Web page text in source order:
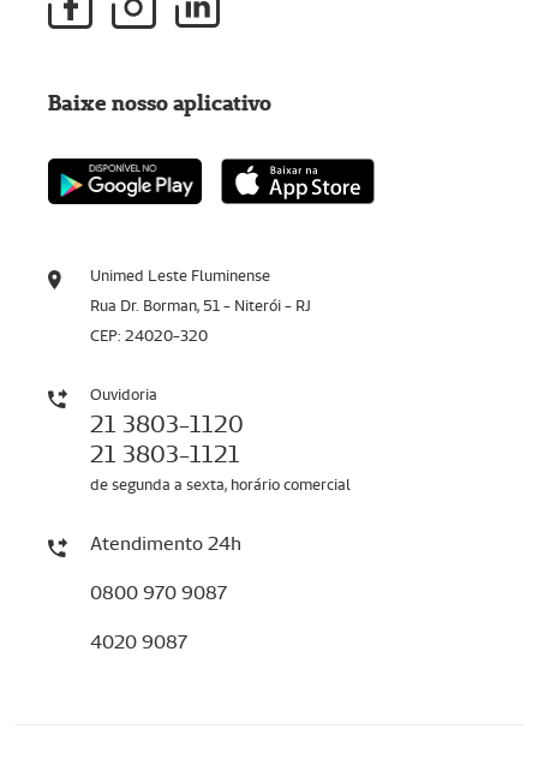
Unimed Leste Fluminense
Rua Dr. Borman, 51 - Niterói - RJ
CEP: 24020-320
Ouvidoria
21 3803-1120
21 3803-1121
de segunda a sexta, horário comercial
Atendimento 24h
0800 970 9087
4020 9087
Baixe nosso aplicativo